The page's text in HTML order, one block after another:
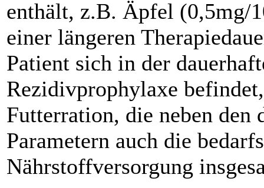
enthält, z.B. Äpfel (0,5mg/
einer längeren
Patient sich in der
Rezidivprophylaxe
Futterration, die neben den
Parametern auch die
Nährstoffversorgung